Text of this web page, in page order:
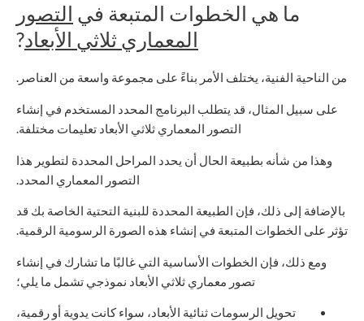
ما هي الخطوات المتبعة في التصور
المعماري ثلاثي الأبعاد?
من الناحية الفنية، يختلف الأمر بناءً على مجموعة واسعة من العناصر.
على سبيل المثال، قد يتطلب البرنامج المحدد المستخدم في إنشاء
التصور المعماري ثلاثي الأبعاد تعليمات مختلفة.
وهذا من شأنه بطبيعة الحال أن يحدد المراحل المحددة لتطوير هذا
التصور المعماري المحدد.
بالإضافة إلى ذلك، فإن الطبيعة المحددة للبنية التحتية الخاصة بك قد
تؤثر على الخطوات المتبعة في إنشاء هذه الصورة الرسومية الرقمية.
ومع ذلك، فإن الخطوات الأساسية التي غالبًا ما تشارك في إنشاء
تصور معماري ثلاثي الأبعاد نموذجي تشمل ما يلي؛
تحويل الرسومات ثنائية الأبعاد، سواء كانت يدوية أو رقمية،